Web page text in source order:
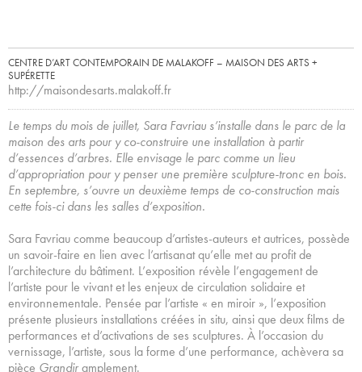
CENTRE D’ART CONTEMPORAIN DE MALAKOFF – MAISON DES ARTS +
SUPÉRETTE
http://maisondesarts.malakoff.fr
Le temps du mois de juillet, Sara Favriau s’installe dans le parc de la
maison des arts pour y co-construire une installation à partir
d’essences d’arbres. Elle envisage le parc comme un lieu
d’appropriation pour y penser une première sculpture-tronc en bois.
En septembre, s’ouvre un deuxième temps de co-construction mais
cette fois-ci dans les salles d’exposition.
Sara Favriau comme beaucoup d’artistes-auteurs et autrices, possède
un savoir-faire en lien avec l’artisanat qu’elle met au profit de
l’architecture du bâtiment. L’exposition révèle l’engagement de
l’artiste pour le vivant et les enjeux de circulation solidaire et
environnementale. Pensée par l’artiste « en miroir », l’exposition
présente plusieurs installations créées in situ, ainsi que deux films de
performances et d’activations de ses sculptures. À l’occasion du
vernissage, l’artiste, sous la forme d’une performance, achèvera sa
pièce Grandiramplement.